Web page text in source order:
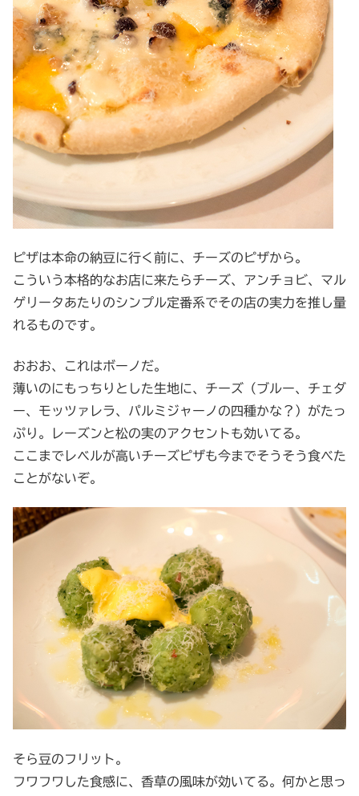
ピザは本命の納豆に行く前に、チーズのピザから。
こういう本格的なお店に来たらチーズ、アンチョビ、マル
ゲリータあたりのシンプル定番系でその店の実力を推し量
れるものです。
おおお、これはボーノだ。
薄いのにもっちりとした生地に、チーズ（ブルー、チェダ
ー、モッツァレラ、パルミジャーノの四種かな？）がたっ
ぷり。レーズンと松の実のアクセントも効いてる。
ここまでレベルが高いチーズピザも今までそうそう食べた
ことがないぞ。
そら豆のフリット。
フワフワした食感に、香草の風味が効いてる。何かと思っ